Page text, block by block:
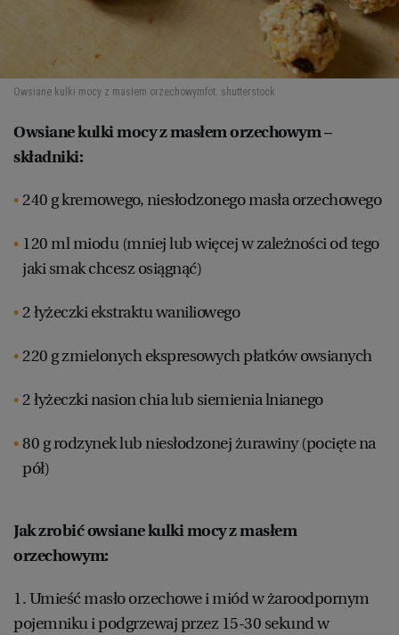
Owsiane kulki mocy z masłem orzechowymfot. shutterstock
Owsiane kulki mocy z masłem orzechowym –
składniki:
240 g kremowego, niesłodzonego masła orzechowego
120 ml miodu (mniej lub więcej w zależności od tego
jaki smak chcesz osiągnąć)
2 łyżeczki ekstraktu waniliowego
220 g zmielonych ekspresowych płatków owsianych
2 łyżeczki nasion chia lub siemienia lnianego
80 g rodzynek lub niesłodzonej żurawiny (pocięte na
pół)
Jak zrobić owsiane kulki mocy z masłem
orzechowym:
1. Umieść masło orzechowe i miód w żaroodpornym
pojemniku i podgrzewaj przez 15-30 sekund w